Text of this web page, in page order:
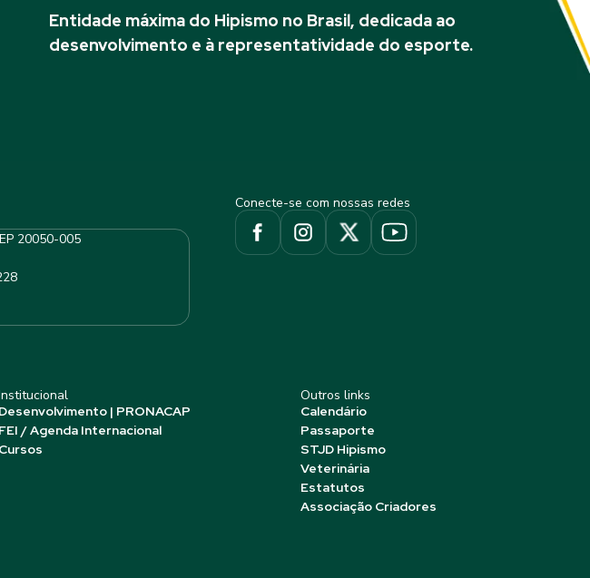
Entidade máxima do Hipismo no Brasil, dedicada ao
desenvolvimento e à representatividade do esporte.
20050-005
Conecte-se com nossas redes
Desenvolvimento | PRONACAP
FEI / Agenda Internacional
Cursos
Outros links
Calendário
Passaporte
STJD Hipismo
Veterinária
Estatutos
Associação Criadores